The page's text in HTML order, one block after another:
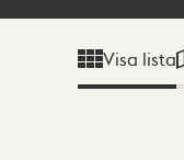
Visa lista